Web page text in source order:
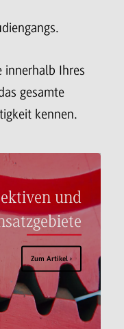
innerhalb Ihres
gesamte
kennen.
und
Zum Artikel